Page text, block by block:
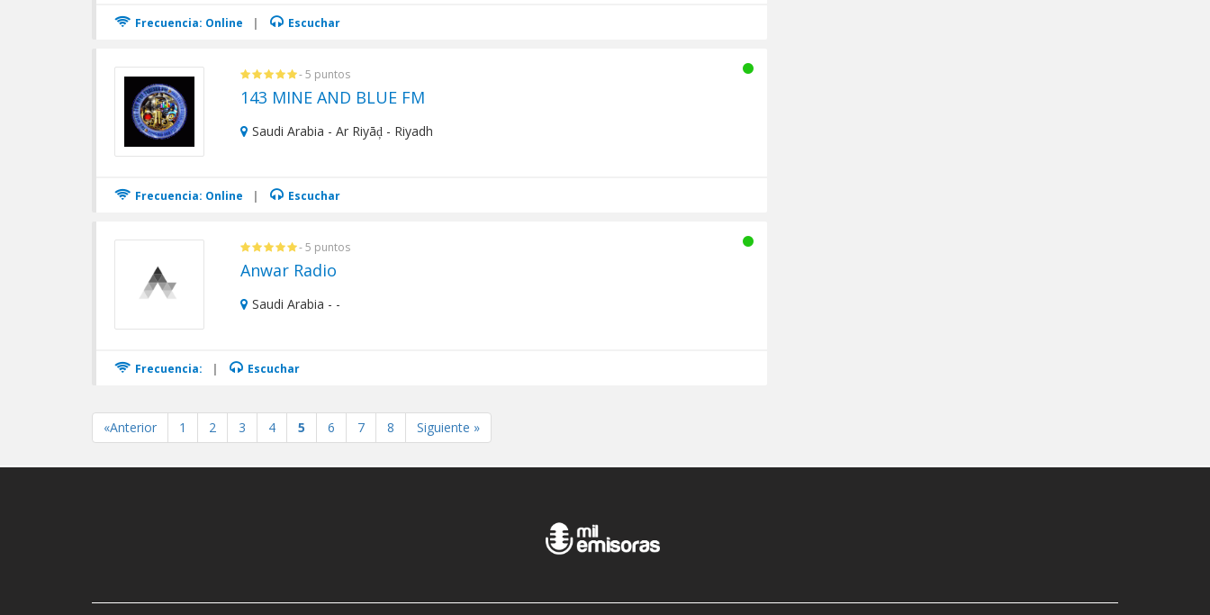
Frecuencia: Online | Escuchar
- 5 puntos
143 MINE AND BLUE FM
Saudi Arabia - Ar Riyāḑ - Riyadh
Frecuencia: Online | Escuchar
- 5 puntos
Anwar Radio
Saudi Arabia - -
Frecuencia: | Escuchar
«Anterior 1 2 3 4 5 6 7 8 Siguiente »